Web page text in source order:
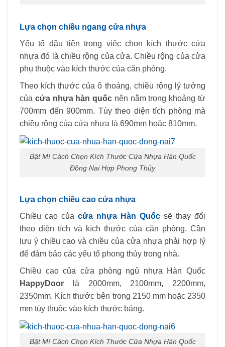
Lựa chọn chiều ngang cửa nhựa
Yếu tố đầu tiên trong việc chọn kích thước cửa
nhựa đó là chiều rộng của cửa. Chiều rộng của cửa
phụ thuộc vào kích thước của căn phòng.
Theo kích thước của ô thoáng, chiều rộng lý tưởng
của cửa nhựa hàn quốc nên nằm trong khoảng từ
700mm đến 900mm. Tùy theo diện tích phòng mà
chiều rộng của cửa nhựa là 690mm hoặc 810mm.
Bật Mí Cách Chọn Kích Thước Cửa Nhựa Hàn Quốc
Đồng Nai Hợp Phong Thủy
Lựa chọn chiều cao cửa nhựa
Chiều cao của cửa nhựa Hàn Quốc sẽ thay đổi
theo diện tích và kích thước của căn phòng. Cần
lưu ý chiều cao và chiều của cửa nhựa phải hợp lý
để đảm bảo các yếu tố phong thủy trong nhà.
Chiều cao của cửa phòng ngủ nhựa Hàn Quốc
HappyDoor là 2000mm, 2100mm, 2200mm,
2350mm. Kích thước bên trong 2150 mm hoặc 2350
mm tùy thuộc vào kích thước bảng.
Bật Mí Cách Chọn Kích Thước Cửa Nhựa Hàn Quốc